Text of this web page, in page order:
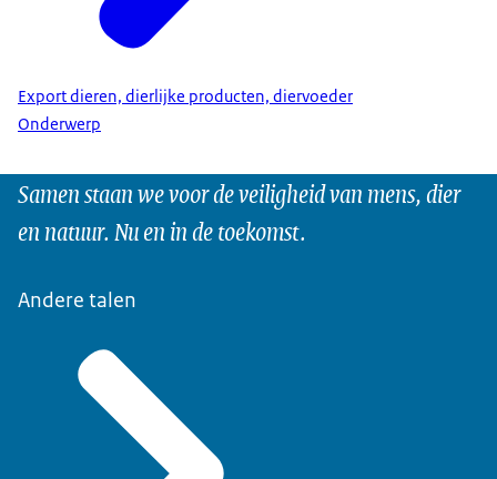
Export dieren, dierlijke producten, diervoeder
Onderwerp
Samen staan we voor de veiligheid van mens, dier
en natuur. Nu en in de toekomst.
Andere talen